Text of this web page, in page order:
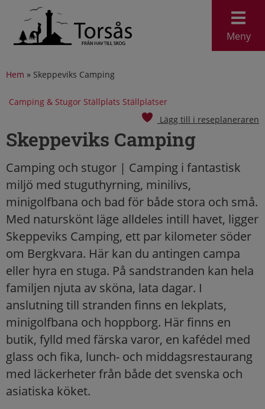
Meny
Hem » Skeppeviks Camping
Camping & Stugor Ställplats Ställplatser
Lägg till i reseplaneraren
Skeppeviks Camping
Camping och stugor | Camping i fantastisk
miljö med stuguthyrning, minilivs,
minigolfbana och bad för både stora och små.
Med naturskönt läge alldeles intill havet, ligger
Skeppeviks Camping, ett par kilometer söder
om Bergkvara. Här kan du antingen campa
eller hyra en stuga. På sandstranden kan hela
familjen njuta av sköna, lata dagar. I
anslutning till stranden finns en lekplats,
minigolfbana och hoppborg. Här finns en
butik, fylld med färska varor, en kafédel med
glass och fika, lunch- och middagsrestaurang
med läckerheter från både det svenska och
asiatiska köket.